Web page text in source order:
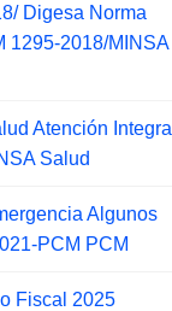
Digesa Norma
1295-2018/MINSA
Atención Integral
Salud
Algunos
PCM PCM
Fiscal 2025